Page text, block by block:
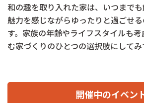
和の趣を取り入れた家は、いつまで
魅力を感じながらゆったりと過ごせ
す。家族の年齢やライフスタイルも
む家づくりのひとつの選択肢にしてみ
開催中のイベン